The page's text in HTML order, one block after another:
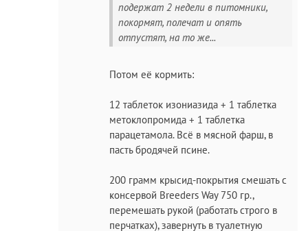
подержат 2 недели в питомники,
покормят, полечат и опять
отпустят, на то же...
Потом её кормить:
12 таблеток изониазида + 1 таблетка
метоклопромида + 1 таблетка
парацетамола. Всё в мясной фарш, в
пасть бродячей псине.
200 грамм крысид-покрытия смешать с
консервой Breeders Way 750 гр.,
перемешать рукой (работать строго в
перчатках), завернуть в туалетную